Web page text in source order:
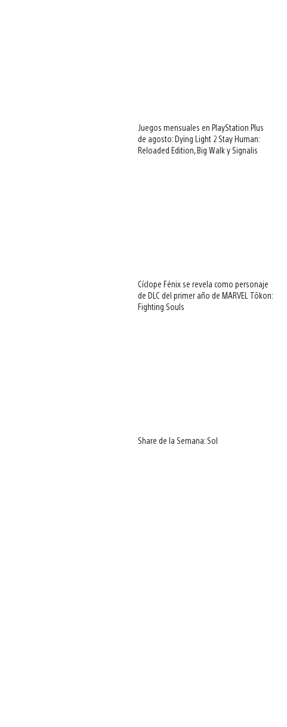
Juegos mensuales en PlayStation Plus
de agosto: Dying Light 2 Stay Human:
Reloaded Edition, Big Walk y Signalis
Cíclope Fénix se revela como personaje
de DLC del primer año de MARVEL Tōkon:
Fighting Souls
Share de la Semana: Sol